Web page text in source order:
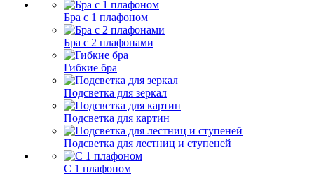
Бра с 1 плафоном
Бра с 2 плафонами
Гибкие бра
Подсветка для зеркал
Подсветка для картин
Подсветка для лестниц и ступеней
С 1 плафоном